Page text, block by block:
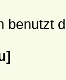
benutzt